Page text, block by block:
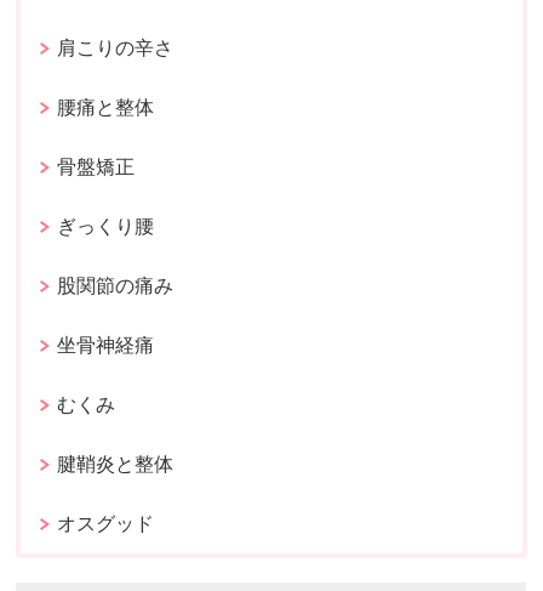
肩こりの辛さ
腰痛と整体
骨盤矯正
ぎっくり腰
股関節の痛み
坐骨神経痛
むくみ
腱鞘炎と整体
オスグッド